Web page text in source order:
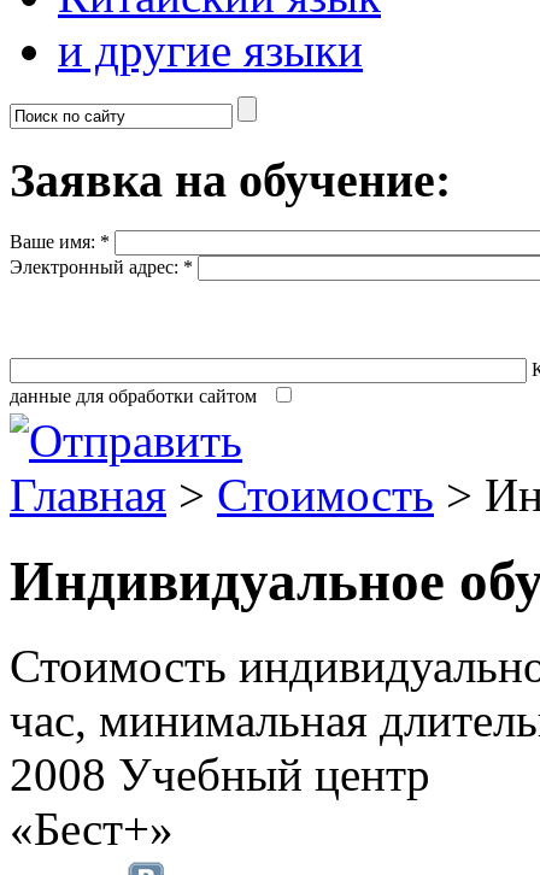
и другие языки
Заявка на обучение:
Ваше имя: *
Электронный адрес: *
данные для обработки сайтом
Главная > Стоимость >
Индивидуальное
Стоимость
час, минимальная
2008 Учебный центр
«Бест+»